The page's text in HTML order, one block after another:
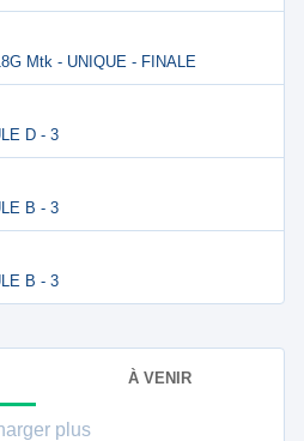
Mtk - UNIQUE - FINALE
D - 3
B - 3
B - 3
À VENIR
plus